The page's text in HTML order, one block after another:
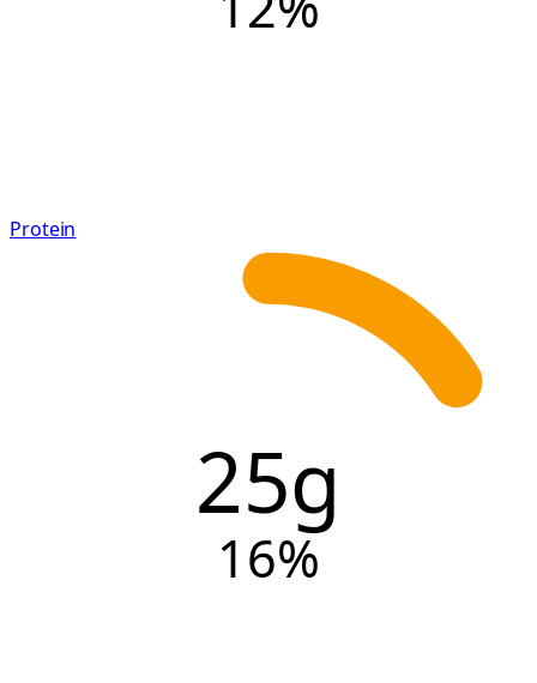
Protein
25g
16%